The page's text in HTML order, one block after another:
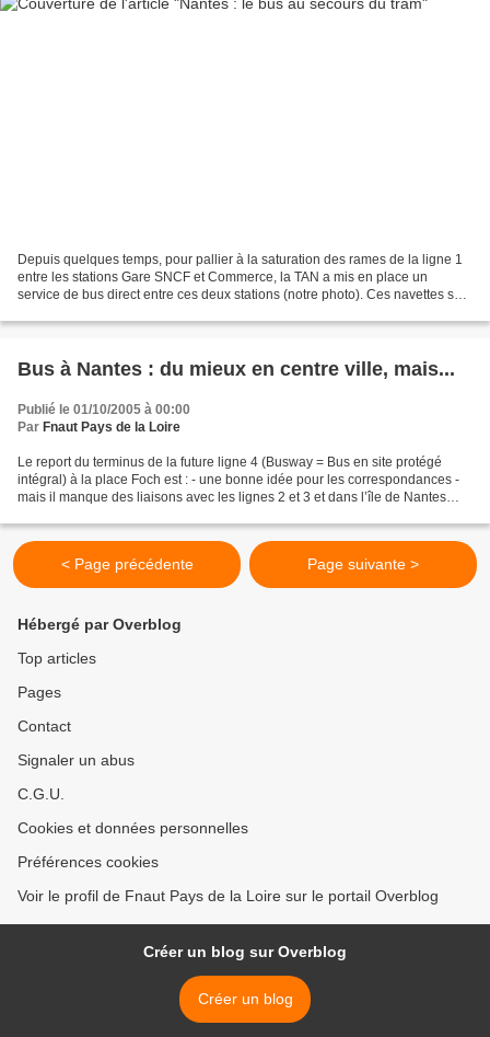
Depuis quelques temps, pour pallier à la saturation des rames de la ligne 1
entre les stations Gare SNCF et Commerce, la TAN a mis en place un
service de bus direct entre ces deux stations (notre photo). Ces navettes sont
Bus à Nantes : du mieux en centre ville, mais...
Publié le 01/10/2005 à 00:00
Par Fnaut Pays de la Loire
Le report du terminus de la future ligne 4 (Busway = Bus en site protégé
intégral) à la place Foch est : - une bonne idée pour les correspondances -
mais il manque des liaisons avec les lignes 2 et 3 et dans l’île de Nantes
< Page précédente Page suivante >
Hébergé par Overblog
Top articles
Pages
Contact
Signaler un abus
C.G.U.
Cookies et données personnelles
Préférences cookies
Voir le profil de Fnaut Pays de la Loire sur le portail Overblog
Créer un blog sur Overblog
Créer un blog